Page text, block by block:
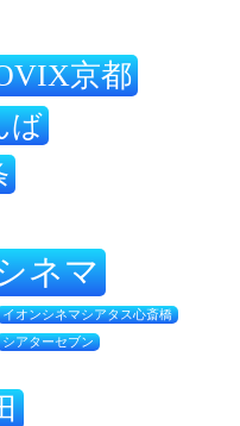
京都
ば
ネマ
イオンシネマシアタス心斎橋
シアターセブン